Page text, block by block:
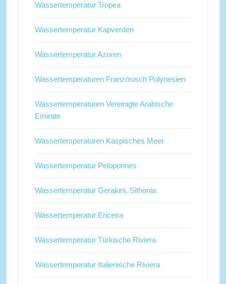
Wassertemperatur Tropea
Wassertemperatur Kapverden
Wassertemperatur Azoren
Wassertemperaturen Französisch Polynesien
Wassertemperaturen Vereinigte Arabische
Emirate
Wassertemperaturen Kaspisches Meer
Wassertemperatur Peloponnes
Wassertemperatur Gerakini, Sithonia
Wassertemperatur Ericeira
Wassertemperatur Türkische Riviera
Wassertemperatur Italienische Riviera